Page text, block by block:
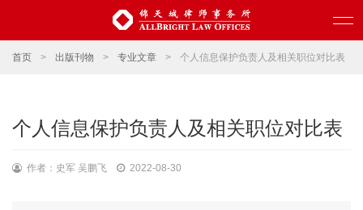
首页 > 出版刊物 > 专业文章 > 个人信息保护负责人及相关职位对比表
个人信息保护负责人及相关职位对比表
作者：史军 吴鹏飞 2022-08-30